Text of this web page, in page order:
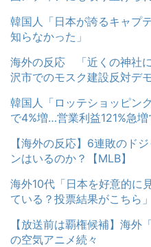
韓国人「日本が誇るキャプ
知らなかった」
海外の反応 「近くの神社
沢市でのモスク建設反対デ
韓国人「ロッテショッピン
で4%増…営業利益121%急増
【海外の反応】6連敗のド
ンはいるのか？【MLB】
海外10代「日本を好意的に
ている？投票結果がこちら」
【放送前は覇権候補】海
の空気アニメ続々